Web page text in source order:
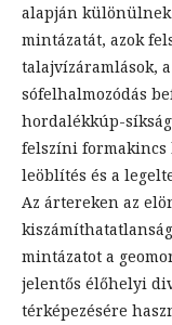
alapján
mintázatát, azok
talajvízáramlások,
sófelhalmozódás
hordalékkúp-
felszíni formakincs
leöblítés és a
Az ártereken az
mintázatot a
jelentős élőhelyi
térképezésére